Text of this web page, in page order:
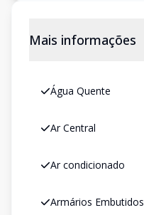
Mais informações
Água Quente
Ar Central
Ar condicionado
Armários Embutidos